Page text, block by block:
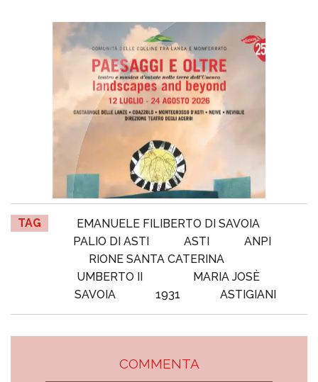
TAG
EMANUELE FILIBERTO DI SAVOIA
PALIO DI ASTI
ASTI
ANPI
RIONE SANTA CATERINA
UMBERTO II
MARIA JOSÈ
SAVOIA
1931 ASTIGIANI
COMMENTA